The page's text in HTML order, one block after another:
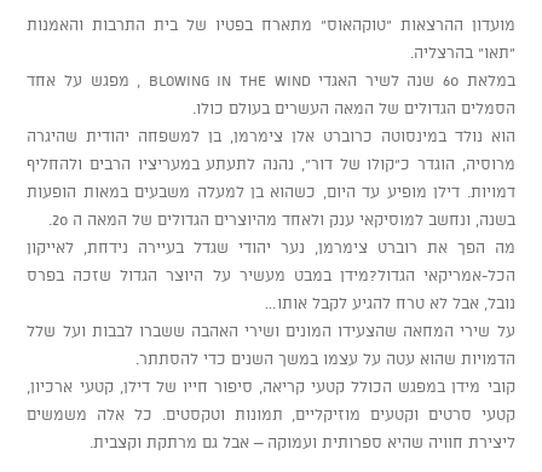
מועדון ההרצאות "טוקהאוס" מתארח בפטיו של בית התרבות והאמנות
"תאו" בהרצליה.
במלאת 60 שנה לשיר האגדי blowing in the wind , מפגש על אחד
הסמלים הגדולים של המאה העשרים בעולם כולו.
הוא נולד במינסוטה כרוברט אלן צימרמן, בן למשפחה יהודית שהיגרה
מרוסיה, הוגדר כ"קולו של דור", נהנה לתעתע במעריציו הרבים ולהחליף
דמויות. דילן מופיע עד היום, כשהוא בן למעלה משבעים במאות הופעות
בשנה, ונחשב למוסיקאי ענק ולאחד מהיוצרים הגדולים של המאה ה 20.
​מה הפך את רוברט צימרמן, נער יהודי שגדל בעיירה נידחת, לאייקון
הכל-אמריקאי הגדול?מידן במבט מעשיר על היוצר הגדול שזכה בפרס
נובל, אבל לא טרח להגיע לקבל אותו…
על שירי המחאה שהצעידו המונים ושירי האהבה ששברו לבבות ועל שלל
הדמויות שהוא עטה על עצמו במשך השנים כדי להסתתר.
קובי מידן במפגש הכולל קטעי קריאה, סיפור חייו של דילן, קטעי ארכיון,
קטעי סרטים וקטעים מוזיקליים, תמונות וטקסטים. כל אלה משמשים
ליצירת חוויה שהיא ספרותית ועמוקה – אבל גם מרתקת וקצבית.